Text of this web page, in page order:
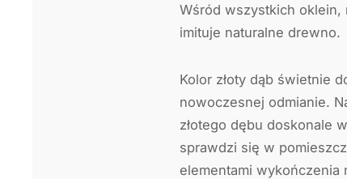
Wśród wszystkich oklein,
imituje naturalne drewno.
Kolor złoty dąb świetnie
nowoczesnej odmianie.
złotego dębu doskonale
sprawdzi się w
elementami wykończenia